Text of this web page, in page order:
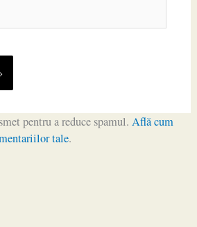
pentru a reduce spamul. Află cum
tale.